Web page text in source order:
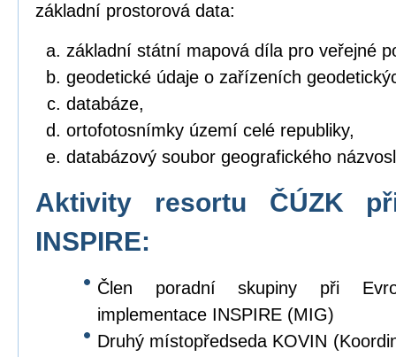
základní prostorová data:
základní státní mapová díla pro veřejné
geodetické údaje o zařízeních
databáze,
ortofotosnímky území celé republiky,
databázový soubor geografického
Aktivity resortu ČÚZK
INSPIRE:
Člen poradní skupiny při
implementace INSPIRE (MIG)
Druhý místopředseda KOVIN